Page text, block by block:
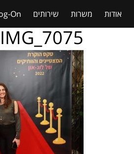
אודות משרות שירותים On
IMG_7075